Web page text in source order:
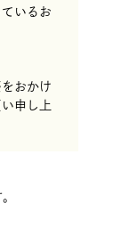
いるお
おかけ
申し上